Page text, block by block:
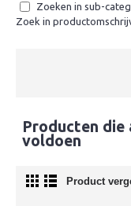
Zoeken in sub-
Zoek in
Producten die
voldoen
Product